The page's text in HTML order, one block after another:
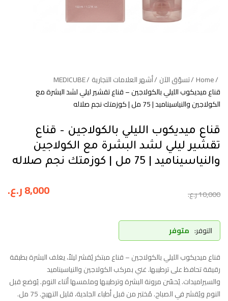
Home تسوّق الآن أشهر العلامات التجارية MEDICUBE
قناع ميديكوب الليلي بالكولاجين – قناع تقشير ليلي لشد البشرة مع
الكولاجين والنياسيناميد | 75 مل | كوزمتك نجم صلاله
قناع ميديكوب الليلي بالكولاجين – قناع
تقشير ليلي لشد البشرة مع الكولاجين
والنياسيناميد | 75 مل | كوزمتك نجم صلاله
10,000ر.ع. 8,000ر.ع.
التوفر: متوفر
قناع ميديكوب الليلي بالكولاجين – قناع مبتكر يُقشر ليلاً، يغلف البشرة بطبقة
رقيقة تحافظ على ترطيبها. غني بمركب الكولاجين والنياسيناميد
والسيراميدات. يُحسّن مرونة البشرة وترطيبها وملمسها أثناء النوم. يُوضع قبل
النوم ويُقشر في الصباح. مُختبر من قبل أطباء الجلدية، قليل التهيج. 75 مل.